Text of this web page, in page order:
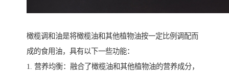
橄榄调和油是将橄榄油和其他植物油按一定比例调配而
成的食用油，具有以下一些功能：
1. 营养均衡：融合了橄榄油和其他植物油的营养成分，